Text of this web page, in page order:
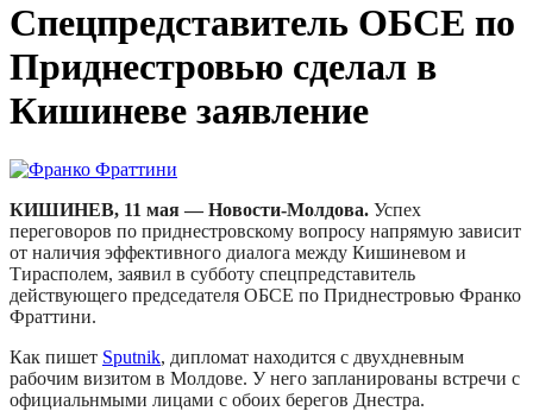
Спецпредставитель ОБСЕ по
Приднестровью сделал в
Кишиневе заявление
КИШИНЕВ, 11 мая — Новости-Молдова. Успех
переговоров по приднестровскому вопросу напрямую зависит
от наличия эффективного диалога между Кишиневом и
Тирасполем, заявил в субботу спецпредставитель
действующего председателя ОБСЕ по Приднестровью Франко
Фраттини.
Как пишет Sputnik, дипломат находится с двухдневным
рабочим визитом в Молдове. У него запланированы встречи с
официальнмыми лицами с обоих берегов Днестра.